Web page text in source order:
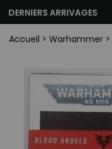
DERNIERS ARRIVAGES
Accueil > Warhammer >